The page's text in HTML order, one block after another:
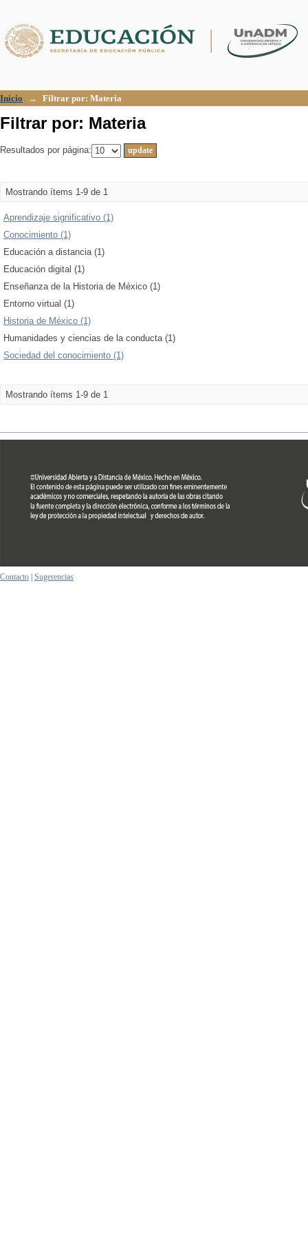
Inicio → Filtrar por: Materia
Filtrar por: Materia
Resultados por página:
Mostrando ítems 1-9 de 1
Aprendizaje significativo (1)
Conocimiento (1)
Educación a distancia (1)
Educación digital (1)
Enseñanza de la Historia de México (1)
Entorno virtual (1)
Historia de México (1)
Humanidades y ciencias de la conducta (1)
Sociedad del conocimiento (1)
Mostrando ítems 1-9 de 1
Contacto Sugerencias